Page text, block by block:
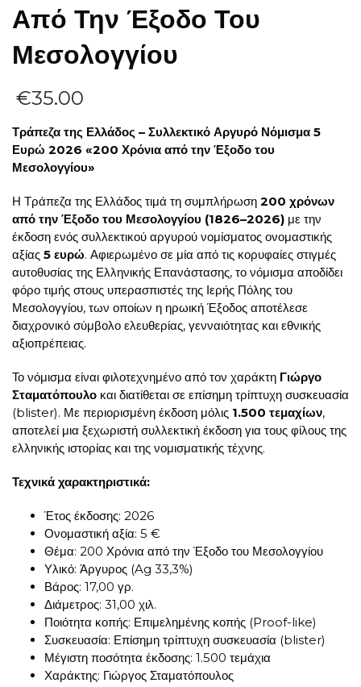
Από Την Έξοδο Του
Μεσολογγίου
€35.00
Τράπεζα της Ελλάδος – Συλλεκτικό Αργυρό Νόμισμα 5
Ευρώ 2026 «200 Χρόνια από την Έξοδο του
Μεσολογγίου»
Η Τράπεζα της Ελλάδος τιμά τη συμπλήρωση 200 χρόνων
από την Έξοδο του Μεσολογγίου (1826–2026) με την
έκδοση ενός συλλεκτικού αργυρού νομίσματος ονομαστικής
αξίας 5 ευρώ. Αφιερωμένο σε μία από τις κορυφαίες στιγμές
αυτοθυσίας της Ελληνικής Επανάστασης, το νόμισμα αποδίδει
φόρο τιμής στους υπερασπιστές της Ιερής Πόλης του
Μεσολογγίου, των οποίων η ηρωική Έξοδος αποτέλεσε
διαχρονικό σύμβολο ελευθερίας, γενναιότητας και εθνικής
αξιοπρέπειας.
Το νόμισμα είναι φιλοτεχνημένο από τον χαράκτη Γιώργο
Σταματόπουλο και διατίθεται σε επίσημη τρίπτυχη συσκευασία
(blister). Με περιορισμένη έκδοση μόλις 1.500 τεμαχίων,
αποτελεί μια ξεχωριστή συλλεκτική έκδοση για τους φίλους της
ελληνικής ιστορίας και της νομισματικής τέχνης.
Τεχνικά χαρακτηριστικά:
Έτος έκδοσης: 2026
Ονομαστική αξία: 5 €
Θέμα: 200 Χρόνια από την Έξοδο του Μεσολογγίου
Υλικό: Άργυρος (Ag 33,3%)
Βάρος: 17,00 γρ.
Διάμετρος: 31,00 χιλ.
Ποιότητα κοπής: Επιμελημένης κοπής (Proof-like)
Συσκευασία: Επίσημη τρίπτυχη συσκευασία (blister)
Μέγιστη ποσότητα έκδοσης: 1.500 τεμάχια
Χαράκτης: Γιώργος Σταματόπουλος